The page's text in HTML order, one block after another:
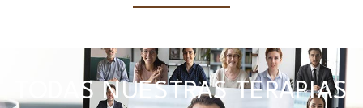
TODAS NUESTRAS TERAPIAS